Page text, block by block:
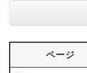
ページ